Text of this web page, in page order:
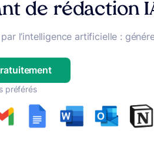
de rédaction
l’intelligence artificielle :
préférés